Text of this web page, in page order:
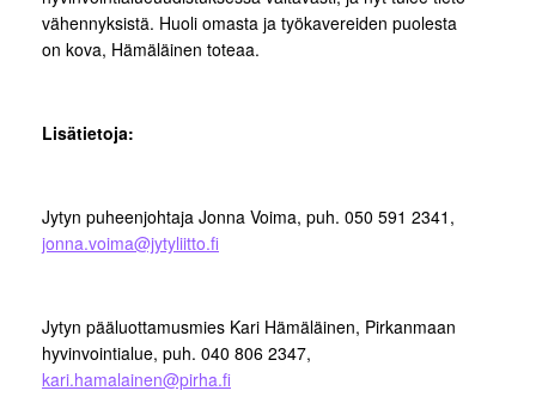
vähennyksistä. Huoli omasta ja työkavereiden puolesta
on kova, Hämäläinen toteaa.
Lisätietoja:
Jytyn puheenjohtaja Jonna Voima, puh. 050 591 2341,
jonna.voima@jytyliitto.fi
Jytyn pääluottamusmies Kari Hämäläinen, Pirkanmaan
hyvinvointialue, puh. 040 806 2347,
kari.hamalainen@pirha.fi